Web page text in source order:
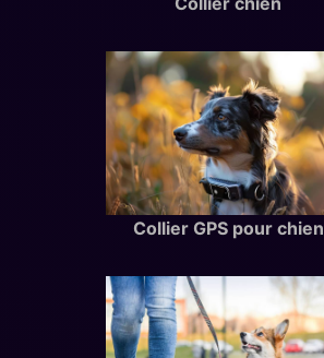
Collier GPS pour chien